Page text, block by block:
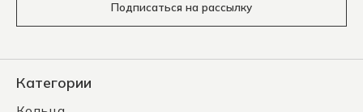
Подписаться на рассылку
Категории